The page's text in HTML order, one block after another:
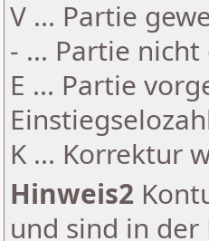
V ... Partie
- ... Partie
E ... Partie
K ... Korrektur
Hinweis2
und sind in